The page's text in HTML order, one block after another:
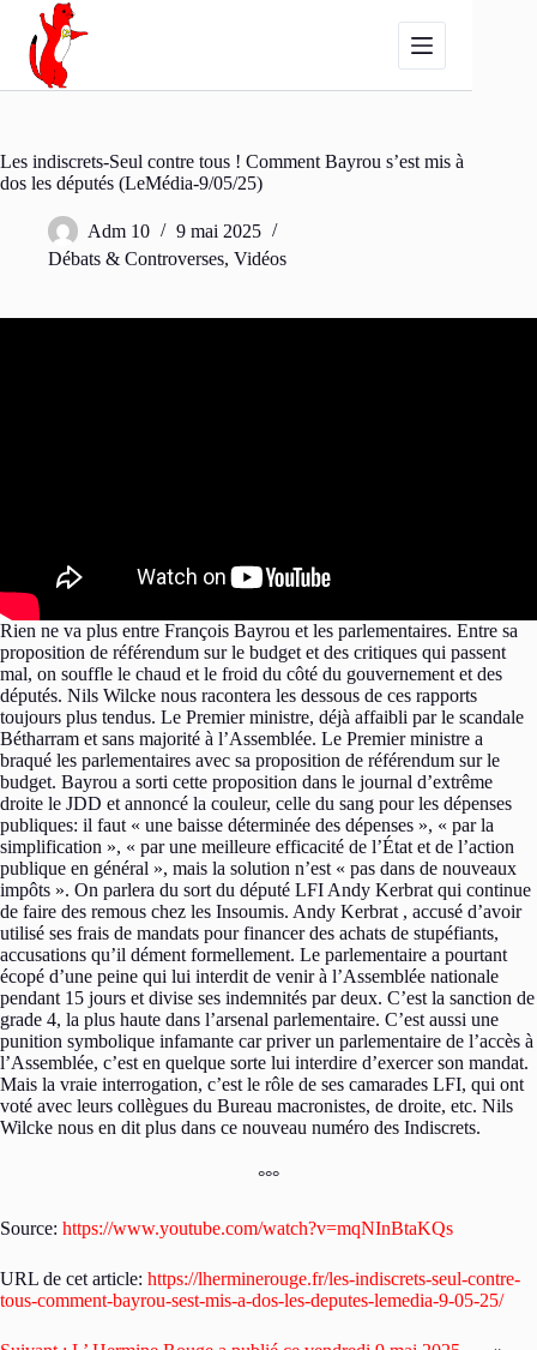
Passer
contenu
Les indiscrets-Seul contre tous ! Comment Bayrou s’est mis à
dos les députés (LeMédia-9/05/25)
Adm 10
9 mai 2025
Débats & Controverses, Vidéos
Rien ne va plus entre François Bayrou et les parlementaires. Entre sa
proposition de référendum sur le budget et des critiques qui passent
mal, on souffle le chaud et le froid du côté du gouvernement et des
députés. Nils Wilcke nous racontera les dessous de ces rapports
toujours plus tendus. Le Premier ministre, déjà affaibli par le scandale
Bétharram et sans majorité à l’Assemblée. Le Premier ministre a
braqué les parlementaires avec sa proposition de référendum sur le
budget. Bayrou a sorti cette proposition dans le journal d’extrême
droite le JDD et annoncé la couleur, celle du sang pour les dépenses
publiques: il faut « une baisse déterminée des dépenses », « par la
simplification », « par une meilleure efficacité de l’État et de l’action
publique en général », mais la solution n’est « pas dans de nouveaux
impôts ». On parlera du sort du député LFI Andy Kerbrat qui continue
de faire des remous chez les Insoumis. Andy Kerbrat , accusé d’avoir
utilisé ses frais de mandats pour financer des achats de stupéfiants,
accusations qu’il dément formellement. Le parlementaire a pourtant
écopé d’une peine qui lui interdit de venir à l’Assemblée nationale
pendant 15 jours et divise ses indemnités par deux. C’est la sanction de
grade 4, la plus haute dans l’arsenal parlementaire. C’est aussi une
punition symbolique infamante car priver un parlementaire de l’accès à
l’Assemblée, c’est en quelque sorte lui interdire d’exercer son mandat.
Mais la vraie interrogation, c’est le rôle de ses camarades LFI, qui ont
voté avec leurs collègues du Bureau macronistes, de droite, etc. Nils
Wilcke nous en dit plus dans ce nouveau numéro des Indiscrets.
°°°
Source: https://www.youtube.com/watch?v=mqNInBtaKQs
URL de cet article: https://lherminerouge.fr/les-indiscrets-seul-contre-
tous-comment-bayrou-sest-mis-a-dos-les-deputes-lemedia-9-05-25/